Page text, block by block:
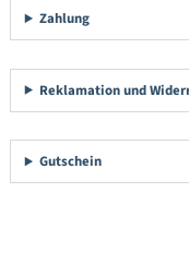
Zahlung
Reklamation und
Gutschein